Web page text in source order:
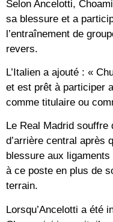
Selon Ancelotti,
sa blessure et a
l’entraînement de
revers.
L’Italien a ajouté : «
et est prêt à participer
comme titulaire ou
Le Real Madrid souffre
d’arrière central après
blessure aux
à ce poste en plus de
terrain.
Lorsqu’Ancelotti a été